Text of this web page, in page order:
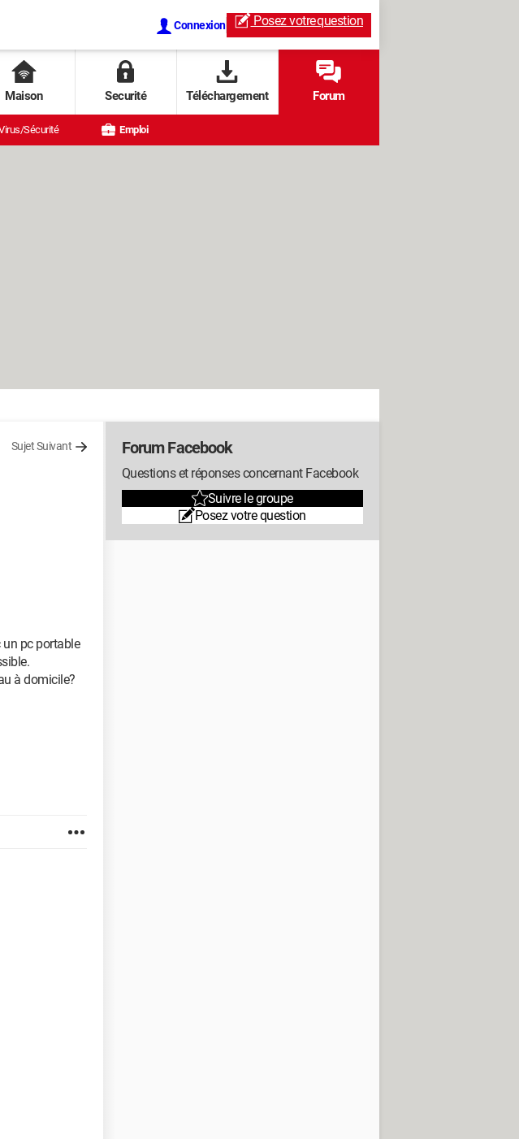
Connexion Posez votrequestion
Maison Securité Téléchargement Forum
Sécurité Emploi
Sujet Suivant
un pc portable
à domicile?
Forum Facebook
Questions et réponses concernant Facebook
Suivre le groupe
Posez votre question